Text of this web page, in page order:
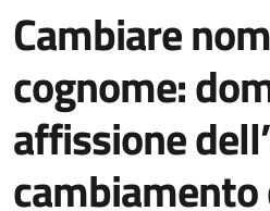
Cambiare
cognome:
affissione